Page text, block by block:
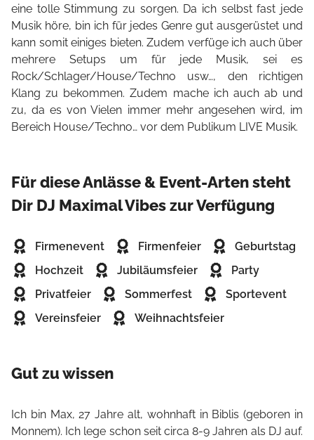
eine tolle Stimmung zu sorgen. Da ich selbst fast jede
Musik höre, bin ich für jedes Genre gut ausgerüstet und
kann somit einiges bieten. Zudem verfüge ich auch über
mehrere Setups um für jede Musik, sei es
Rock/Schlager/House/Techno usw…, den richtigen
Klang zu bekommen. Zudem mache ich auch ab und
zu, da es von Vielen immer mehr angesehen wird, im
Bereich House/Techno… vor dem Publikum LIVE Musik.
Für diese Anlässe & Event-Arten steht
Dir DJ Maximal Vibes zur Verfügung
Firmenevent Firmenfeier
Geburtstag
Hochzeit
Jubiläumsfeier
Party
Privatfeier
Sommerfest
Sportevent
Vereinsfeier
Weihnachtsfeier
Gut zu wissen
Ich bin Max, 27 Jahre alt, wohnhaft in Biblis (geboren in
Monnem). Ich lege schon seit circa 8-9 Jahren als DJ auf.